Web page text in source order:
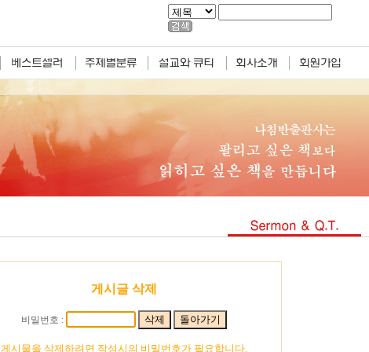
게시글 삭제
비밀번호 :
게시물을 삭제하려면 작성시의 비밀번호가 필요합니다.